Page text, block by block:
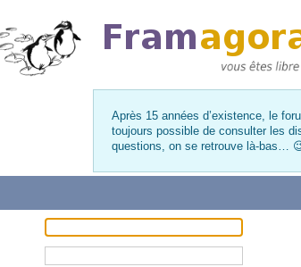
Après 15 années d’existence, le
toujours possible de consulter les
questions, on se retrouve là-bas…